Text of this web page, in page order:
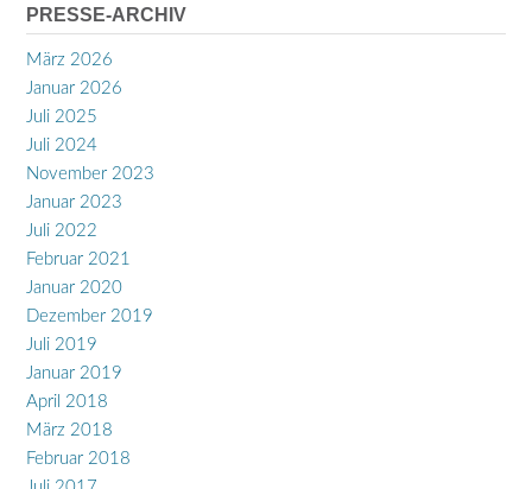
PRESSE-ARCHIV
März 2026
Januar 2026
Juli 2025
Juli 2024
November 2023
Januar 2023
Juli 2022
Februar 2021
Januar 2020
Dezember 2019
Juli 2019
Januar 2019
April 2018
März 2018
Februar 2018